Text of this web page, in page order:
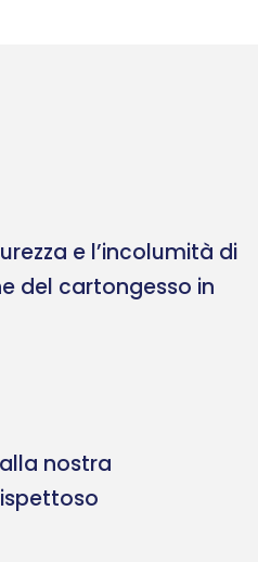
e l’incolumità di
del cartongesso in
nostra